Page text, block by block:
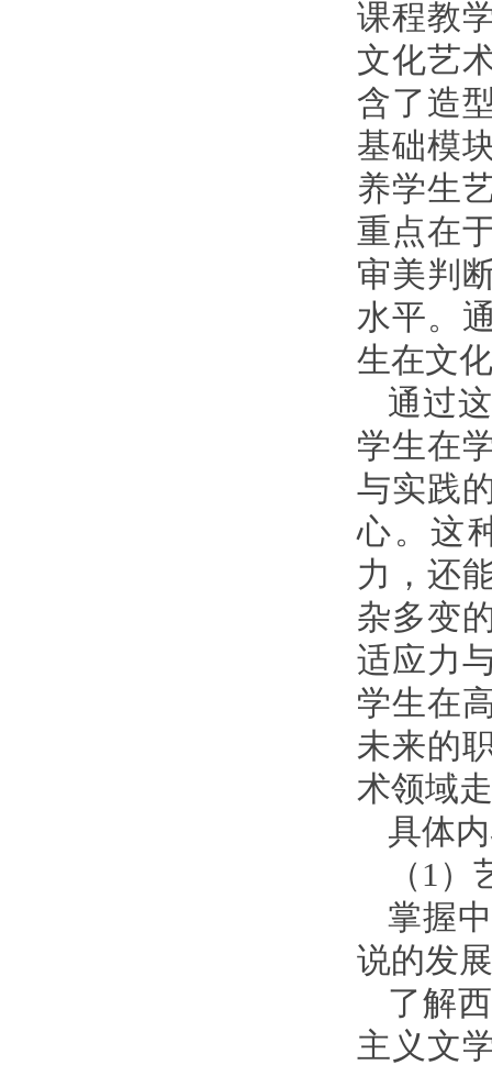
课程教
文化艺
含了造
基础模
养学生
重点在
审美判
水平。
生在文
通过
学生在
与实践
心。这
力，还
杂多变
适应力
学生在
未来的
术领域
具体
（1
掌握
说的发
了解
主义文